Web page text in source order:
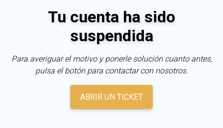
Tu cuenta ha sido
suspendida
Para averiguar el motivo y ponerle solución cuanto antes,
pulsa el botón para contactar con nosotros.
ABRIR UN TICKET